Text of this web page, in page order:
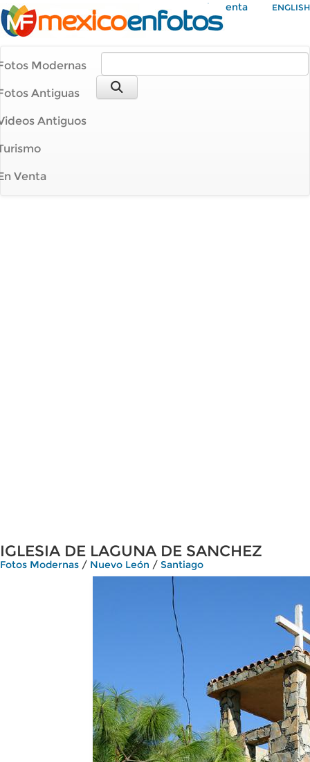
Mi Cuenta ENGLISH
Modernas
Antiguas
Antiguos
Venta
IGLESIA DE LAGUNA DE SANCHEZ
Fotos Modernas / Nuevo León / Santiago